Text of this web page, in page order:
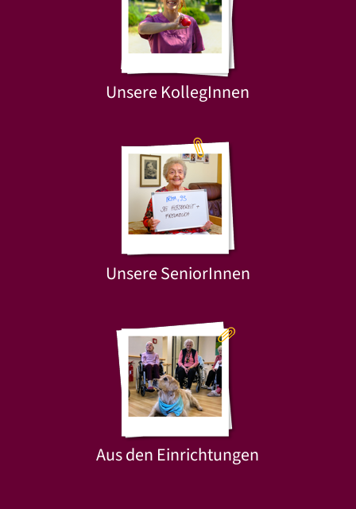
Unsere KollegInnen
Unsere SeniorInnen
Aus den Einrichtungen